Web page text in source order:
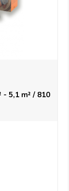
5,1 m² / 810